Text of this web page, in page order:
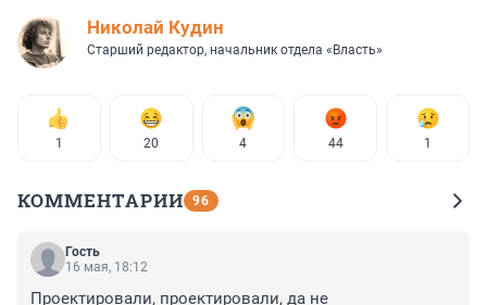
Николай Кудин
Старший редактор, начальник отдела «Власть»
1 20 4 44 1
КОММЕНТАРИИ 96
Гость
16 мая, 18:12
Проектировали, проектировали, да не